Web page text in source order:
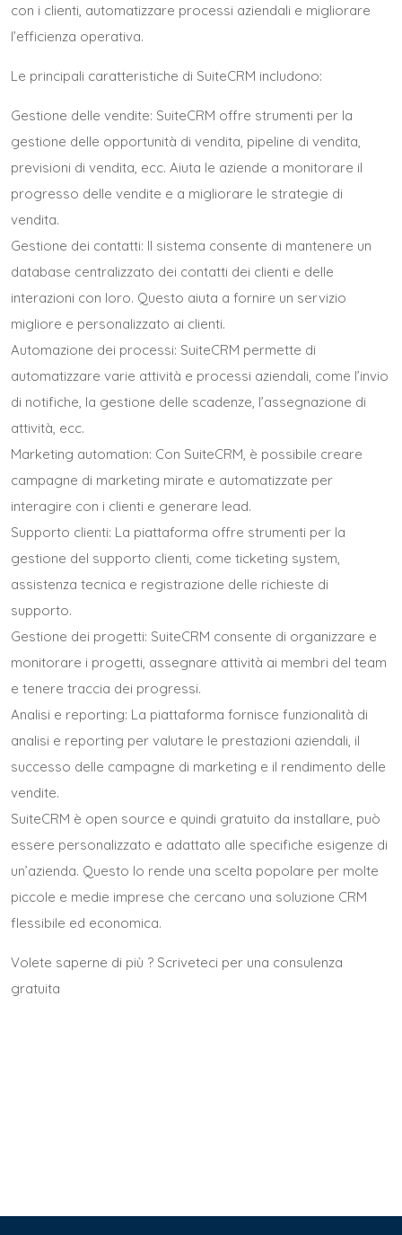
con i clienti, automatizzare processi aziendali e migliorare
l’efficienza operativa.
Le principali caratteristiche di SuiteCRM includono:
Gestione delle vendite: SuiteCRM offre strumenti per la
gestione delle opportunità di vendita, pipeline di vendita,
previsioni di vendita, ecc. Aiuta le aziende a monitorare il
progresso delle vendite e a migliorare le strategie di
vendita.
Gestione dei contatti: Il sistema consente di mantenere un
database centralizzato dei contatti dei clienti e delle
interazioni con loro. Questo aiuta a fornire un servizio
migliore e personalizzato ai clienti.
Automazione dei processi: SuiteCRM permette di
automatizzare varie attività e processi aziendali, come l’invio
di notifiche, la gestione delle scadenze, l’assegnazione di
attività, ecc.
Marketing automation: Con SuiteCRM, è possibile creare
campagne di marketing mirate e automatizzate per
interagire con i clienti e generare lead.
Supporto clienti: La piattaforma offre strumenti per la
gestione del supporto clienti, come ticketing system,
assistenza tecnica e registrazione delle richieste di
supporto.
Gestione dei progetti: SuiteCRM consente di organizzare e
monitorare i progetti, assegnare attività ai membri del team
e tenere traccia dei progressi.
Analisi e reporting: La piattaforma fornisce funzionalità di
analisi e reporting per valutare le prestazioni aziendali, il
successo delle campagne di marketing e il rendimento delle
vendite.
SuiteCRM è open source e quindi gratuito da installare, può
essere personalizzato e adattato alle specifiche esigenze di
un’azienda. Questo lo rende una scelta popolare per molte
piccole e medie imprese che cercano una soluzione CRM
flessibile ed economica.
Volete saperne di più ? Scriveteci per una consulenza
gratuita